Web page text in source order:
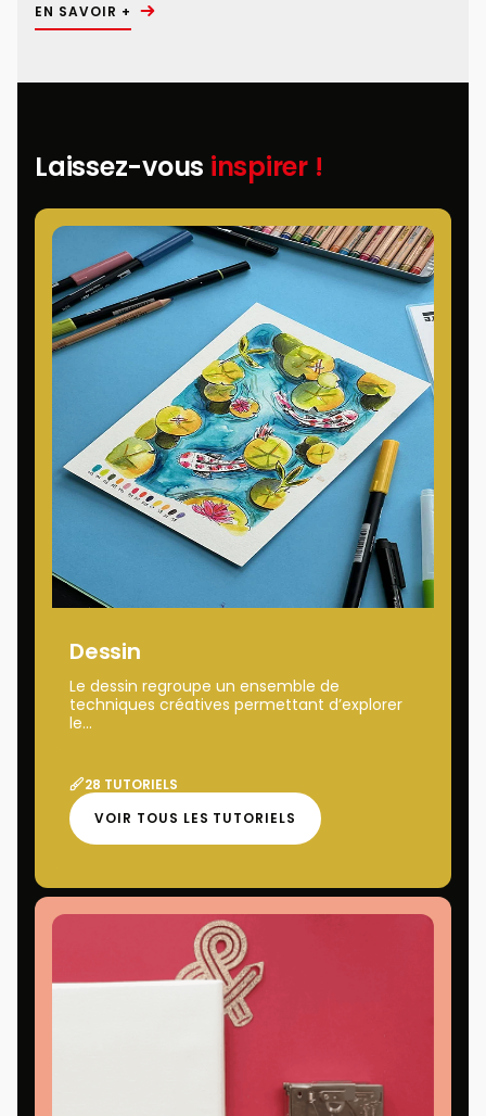
EN SAVOIR +
Laissez-vous inspirer !
Dessin
Le dessin regroupe un ensemble de
techniques créatives permettant d’explorer
le...
28 TUTORIELS
VOIR TOUS LES TUTORIELS